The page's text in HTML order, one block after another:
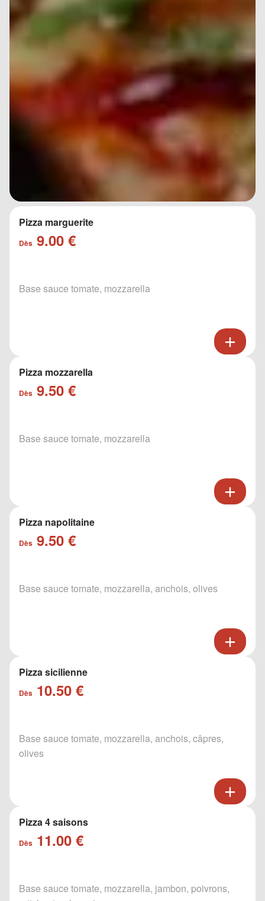
Pizza marguerite
Dès 9.00 €
Base sauce tomate, mozzarella
Pizza mozzarella
Dès 9.50 €
Base sauce tomate, mozzarella
Pizza napolitaine
Dès 9.50 €
Base sauce tomate, mozzarella, anchois, olives
Pizza sicilienne
Dès 10.50 €
Base sauce tomate, mozzarella, anchois, câpres,
olives
Pizza 4 saisons
Dès 11.00 €
Base sauce tomate, mozzarella, jambon, poivrons,